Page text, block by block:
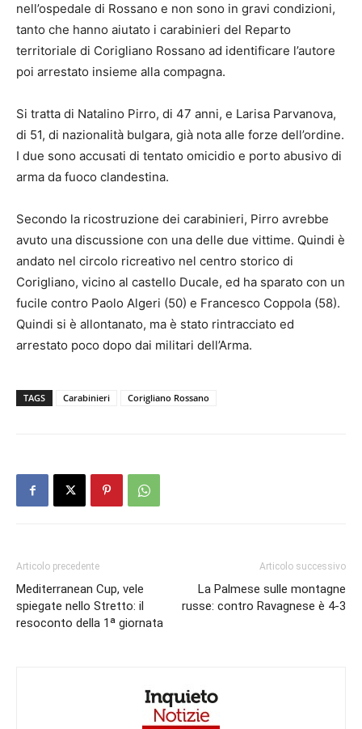
nell’ospedale di Rossano e non sono in gravi condizioni,
tanto che hanno aiutato i carabinieri del Reparto
territoriale di Corigliano Rossano ad identificare l’autore
poi arrestato insieme alla compagna.
Si tratta di Natalino Pirro, di 47 anni, e Larisa Parvanova,
di 51, di nazionalità bulgara, già nota alle forze dell’ordine.
I due sono accusati di tentato omicidio e porto abusivo di
arma da fuoco clandestina.
Secondo la ricostruzione dei carabinieri, Pirro avrebbe
avuto una discussione con una delle due vittime. Quindi è
andato nel circolo ricreativo nel centro storico di
Corigliano, vicino al castello Ducale, ed ha sparato con un
fucile contro Paolo Algeri (50) e Francesco Coppola (58).
Quindi si è allontanato, ma è stato rintracciato ed
arrestato poco dopo dai militari dell’Arma.
TAGS Carabinieri Corigliano Rossano
Articolo precedente
Mediterranean Cup, vele
spiegate nello Stretto: il
resoconto della 1ᵃ giornata
Articolo successivo
La Palmese sulle montagne
russe: contro Ravagnese è 4-3